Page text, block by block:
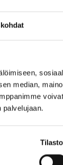
median,
palvelujaan.